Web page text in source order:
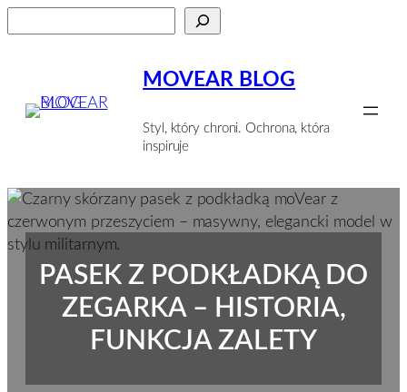
do
MOVEAR BLOG
Styl, który chroni. Ochrona, która
inspiruje
PASEK Z PODKŁADKĄ DO
ZEGARKA – HISTORIA,
FUNKCJA ZALETY